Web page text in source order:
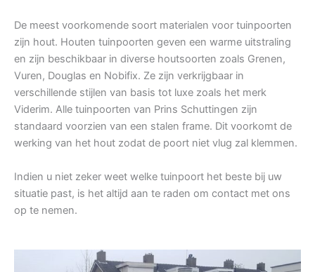
De meest voorkomende soort materialen voor tuinpoorten
zijn hout. Houten tuinpoorten geven een warme uitstraling
en zijn beschikbaar in diverse houtsoorten zoals Grenen,
Vuren, Douglas en Nobifix. Ze zijn verkrijgbaar in
verschillende stijlen van basis tot luxe zoals het merk
Viderim. Alle tuinpoorten van Prins Schuttingen zijn
standaard voorzien van een stalen frame. Dit voorkomt de
werking van het hout zodat de poort niet vlug zal klemmen.
Indien u niet zeker weet welke tuinpoort het beste bij uw
situatie past, is het altijd aan te raden om contact met ons
op te nemen.